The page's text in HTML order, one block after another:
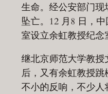
生命。经公安部门
坠亡。12 月8 日，
室设立余虹教授纪念
继北京师范大学教
后，又有余虹教授
不小的反响，不少